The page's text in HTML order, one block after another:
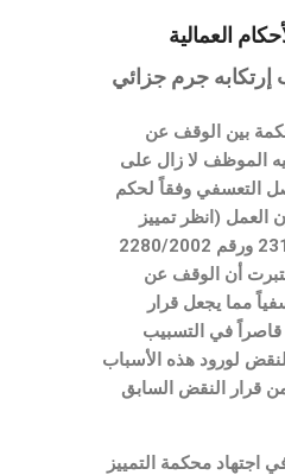
العمالية
جرم جزائي
بين الوقف عن
الموظف لا زال على
التعسفي وفقاً لحكم
قانون العمل (انظر تمييز
حقوق رقم 2310/2010 ورقم 2280/2002
إذ اعتبرت أن الوقف عن
مما يجعل قرار
قاصراً في التسبيب
لورود هذه الأسباب
قرار النقض السابق
اجتهاد محكمة التمييز